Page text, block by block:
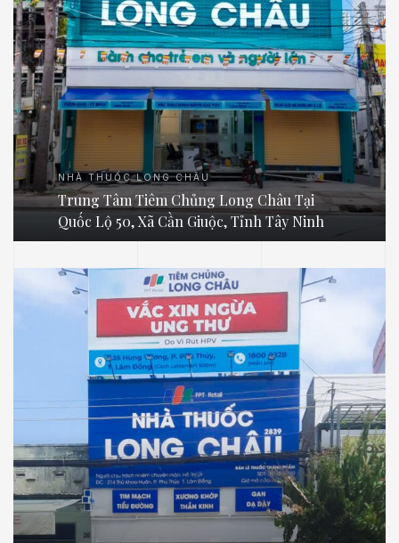
NHÀ THUỐC LONG CHÂU
Trung Tâm Tiêm Chủng Long Châu Tại
Quốc Lộ 50, Xã Cần Giuộc, Tỉnh Tây Ninh